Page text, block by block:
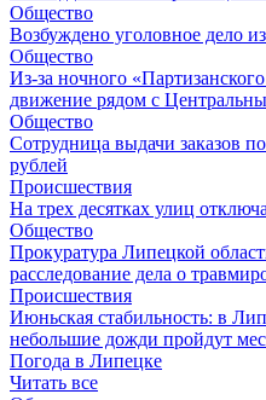
Общество
Возбуждено уголовное дело
Общество
Из-за ночного
движение рядом с
Общество
Сотрудница выдачи заказов
рублей
Происшествия
На трех десятках улиц
Общество
Прокуратура Липецкой
расследование дела о
Происшествия
Июньская стабильность: в
небольшие дожди пройдут
Погода в Липецке
Читать все